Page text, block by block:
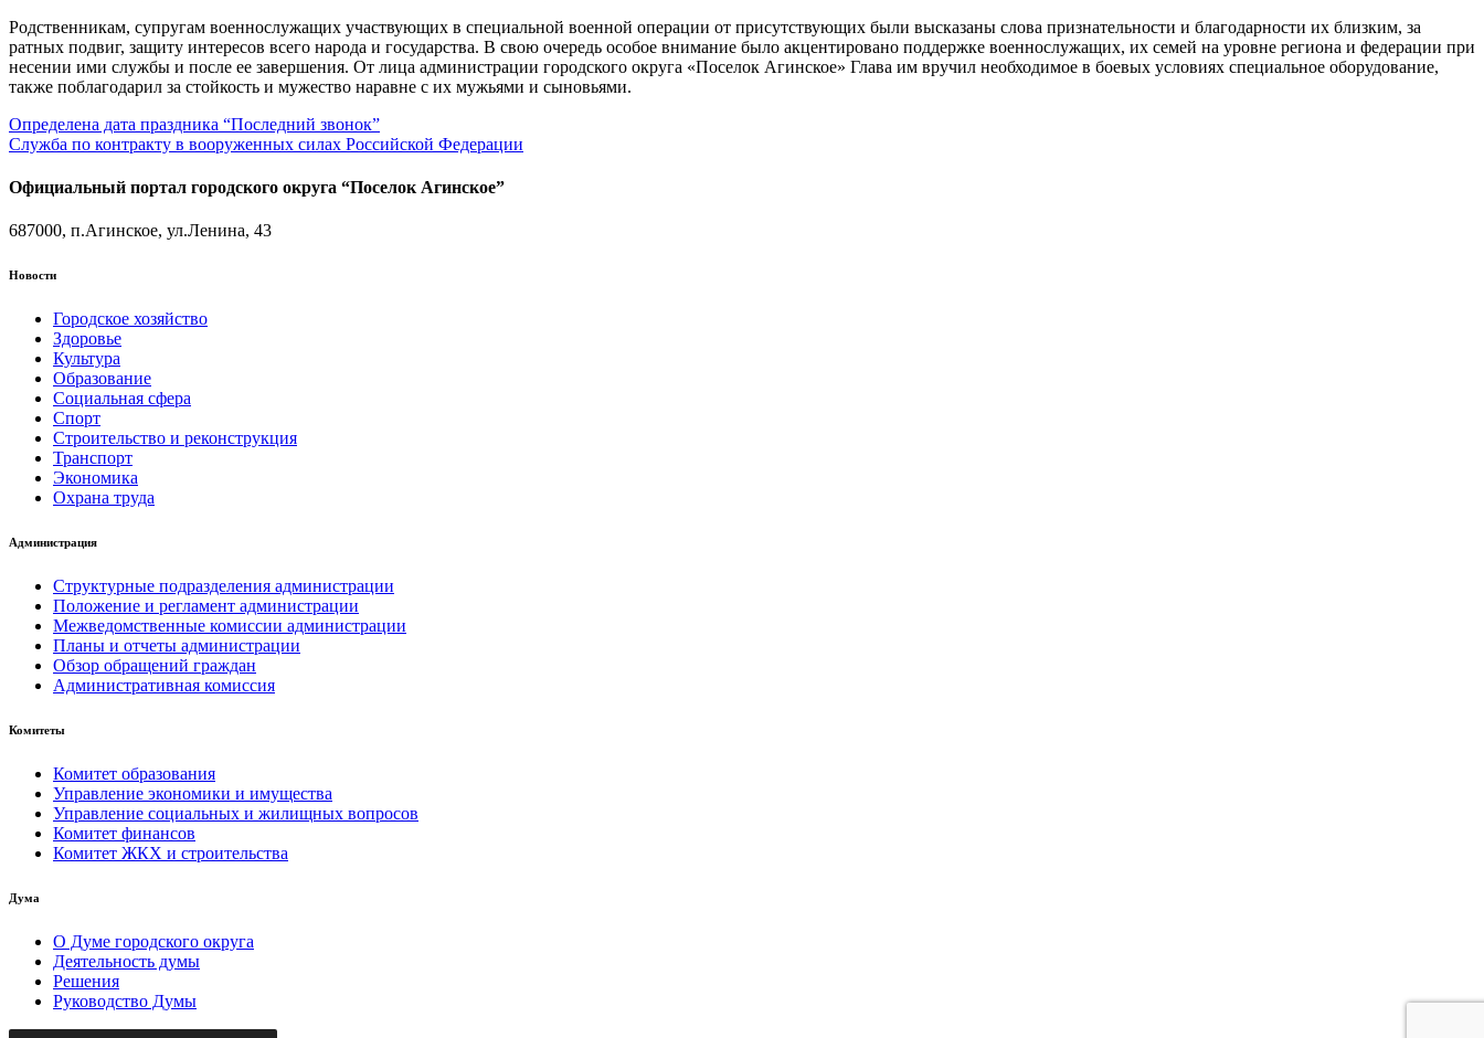
Родственникам, супругам военнослужащих участвующих в специальной военной операции от присутствующих были высказаны слова признательности и благодарности их близким, за
ратных подвиг, защиту интересов всего народа и государства. В свою очередь особое внимание было акцентировано поддержке военнослужащих, их семей на уровне региона и федерации при
несении ими службы и после ее завершения. От лица администрации городского округа «Поселок Агинское» Глава им вручил необходимое в боевых условиях специальное оборудование,
также поблагодарил за стойкость и мужество наравне с их мужьями и сыновьями.
Навигация
по
записям
Определена дата праздника “Последний звонок”
Служба по контракту в вооруженных силах Российской Федерации
Официальный портал городского округа “Поселок Агинское”
687000, п.Агинское, ул.Ленина, 43
Новости
Городское хозяйство
Здоровье
Культура
Образование
Социальная сфера
Спорт
Строительство и реконструкция
Транспорт
Экономика
Охрана труда
Администрация
Структурные подразделения администрации
Положение и регламент администрации
Межведомственные комиссии администрации
Планы и отчеты администрации
Обзор обращений граждан
Административная комиссия
Комитеты
Комитет образования
Управление экономики и имущества
Управление социальных и жилищных вопросов
Комитет финансов
Комитет ЖКХ и строительства
Дума
О Думе городского округа
Деятельность думы
Решения
Руководство Думы